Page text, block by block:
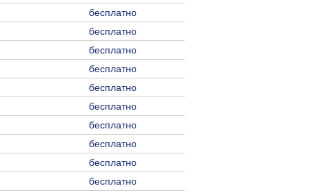
бесплатно
бесплатно
бесплатно
бесплатно
бесплатно
бесплатно
бесплатно
бесплатно
бесплатно
бесплатно